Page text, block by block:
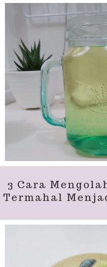
3 Cara
Termahal